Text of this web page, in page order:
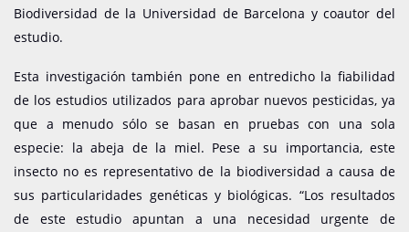
Biodiversidad de la Universidad de Barcelona y coautor del
estudio.
Esta investigación también pone en entredicho la fiabilidad
de los estudios utilizados para aprobar nuevos pesticidas, ya
que a menudo sólo se basan en pruebas con una sola
especie: la abeja de la miel. Pese a su importancia, este
insecto no es representativo de la biodiversidad a causa de
sus particularidades genéticas y biológicas. “Los resultados
de este estudio apuntan a una necesidad urgente de